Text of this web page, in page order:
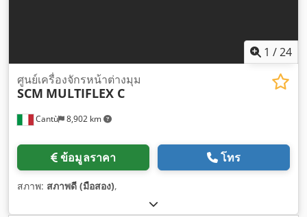
1 /24
Cantù 8,902 km
ศูนย์เครื่องจักรหน้าต่างมุม
SCM MULTIFLEX C
ข้อมูลราคา โทร
สภาพ: สภาพดี (มือสอง),